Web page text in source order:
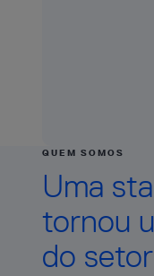
QUEM SOMOS
Uma
tornou
do setor